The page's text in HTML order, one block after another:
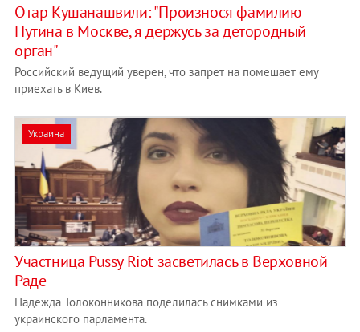
Отар Кушанашвили: "Произнося фамилию
Путина в Москве, я держусь за детородный
орган"
Российский ведущий уверен, что запрет на помешает ему
приехать в Киев.
Украина
Участница Pussy Riot засветилась в Верховной
Раде
Надежда Толоконникова поделилась снимками из
украинского парламента.